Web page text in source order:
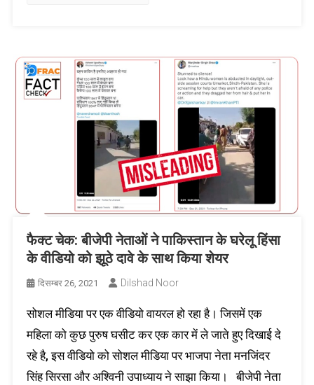
फैक्ट चेक: बीजेपी नेताओं ने पाकिस्तान के घरेलू हिंसा
के वीडियो को झूठे दावे के साथ किया शेयर
दिसम्बर 26, 2021 Dilshad Noor
सोशल मीडिया पर एक वीडियो वायरल हो रहा है। जिसमें एक
महिला को कुछ पुरुष घसीट कर एक कार में ले जाते हुए दिखाई दे
रहे है, इस वीडियो को सोशल मीडिया पर भाजपा नेता मनजिंदर
सिंह सिरसा और अश्विनी उपाध्याय ने साझा किया। बीजेपी नेता